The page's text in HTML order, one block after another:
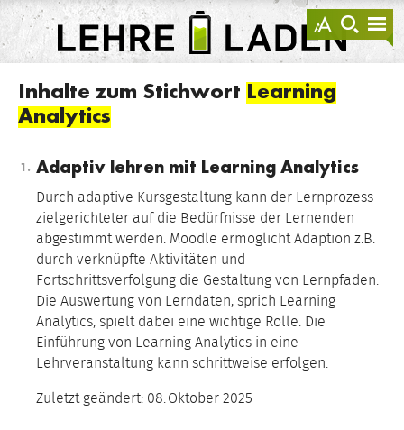
anzeigen
zur
Suche
LEHRE
LADEN
Inhalte zum Stichwort Learning
Analytics
Adaptiv lehren mit Learning Analytics
Durch adaptive Kursgestaltung kann der Lernprozess
zielgerichteter auf die Bedürfnisse der Lernenden
abgestimmt werden. Moodle ermöglicht Adaption z.B.
durch verknüpfte Aktivitäten und
Fortschrittsverfolgung die Gestaltung von Lernpfaden.
Die Auswertung von Lerndaten, sprich Learning
Analytics, spielt dabei eine wichtige Rolle. Die
Einführung von Learning Analytics in eine
Lehrveranstaltung kann schrittweise erfolgen.
Zuletzt geändert: 08.Oktober 2025